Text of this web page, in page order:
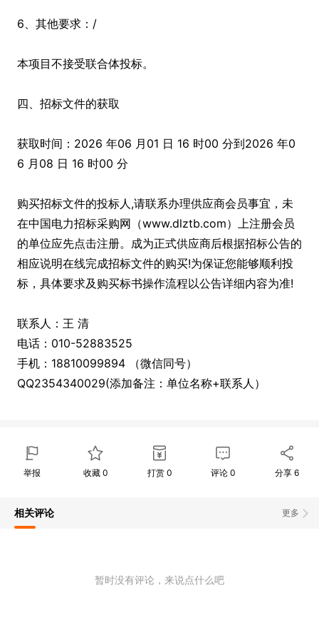
6、其他要求：/
本项目不接受联合体投标。
四、招标文件的获取
获取时间：2026 年06 月01 日 16 时00 分到2026 年0
6 月08 日 16 时00 分
购买招标文件的投标人,请联系办理供应商会员事宜，未
在中国电力招标采购网（www.dlztb.com）上注册会员
的单位应先点击注册。成为正式供应商后根据招标公告的
相应说明在线完成招标文件的购买!为保证您能够顺利投
标，具体要求及购买标书操作流程以公告详细内容为准!
联系人：王 清
电话：010-52883525
手机：18810099894 （微信同号）
QQ2354340029(添加备注：单位名称+联系人）
举报 收藏 0 打赏 0 评论0 分享6
更多
相关评论
暂时没有评论，来说点什么吧